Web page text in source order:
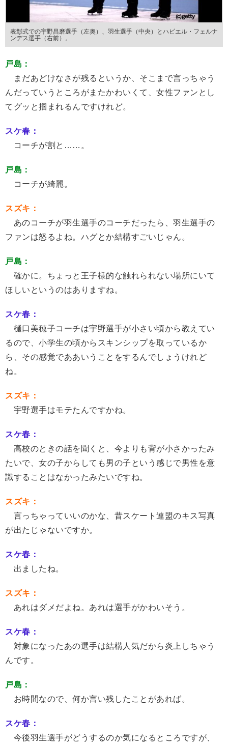
表彰式での宇野昌磨選手（左奥）、羽生選手（中央）とハビエル・フェルナ
ンデス選手（右前）。
戸島：
まだあどけなさが残るというか、そこまで言っちゃう
んだっていうところがまたかわいくて、女性ファンとし
てグッと掴まれるんですけれど。
スケ春：
コーチが割と……。
戸島：
コーチが綺麗。
スズキ：
あのコーチが羽生選手のコーチだったら、羽生選手の
ファンは怒るよね。ハグとか結構すごいじゃん。
戸島：
確かに。ちょっと王子様的な触れられない場所にいて
ほしいというのはありますね。
スケ春：
樋口美穂子コーチは宇野選手が小さい頃から教えてい
るので、小学生の頃からスキンシップを取っているか
ら、その感覚でああいうことをするんでしょうけれど
ね。
スズキ：
宇野選手はモテたんですかね。
スケ春：
高校のときの話を聞くと、今よりも背が小さかったみ
たいで、女の子からしても男の子という感じで男性を意
識することはなかったみたいですね。
スズキ：
言っちゃっていいのかな、昔スケート連盟のキス写真
が出たじゃないですか。
スケ春：
出ましたね。
スズキ：
あれはダメだよね。あれは選手がかわいそう。
スケ春：
対象になったあの選手は結構人気だから炎上しちゃう
んです。
戸島：
お時間なので、何か言い残したことがあれば。
スケ春：
今後羽生選手がどうするのか気になるところですが、